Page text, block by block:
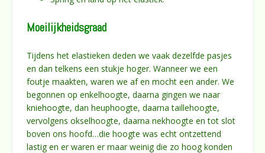
Moeilijkheidsgraad
Tijdens het elastieken deden we vaak dezelfde pasjes
en dan telkens een stukje hoger. Wanneer we een
foutje maakten, waren we af en mocht een ander. We
begonnen op enkelhoogte, daarna gingen we naar
kniehoogte, dan heuphoogte, daarna taillehoogte,
vervolgens okselhoogte, daarna nekhoogte en tot slot
boven ons hoofd…die hoogte was echt ontzettend
lastig en er waren er maar weinig die zo hoog konden